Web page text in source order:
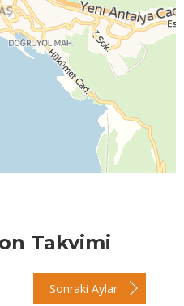
Takvimi
Sonraki Aylar